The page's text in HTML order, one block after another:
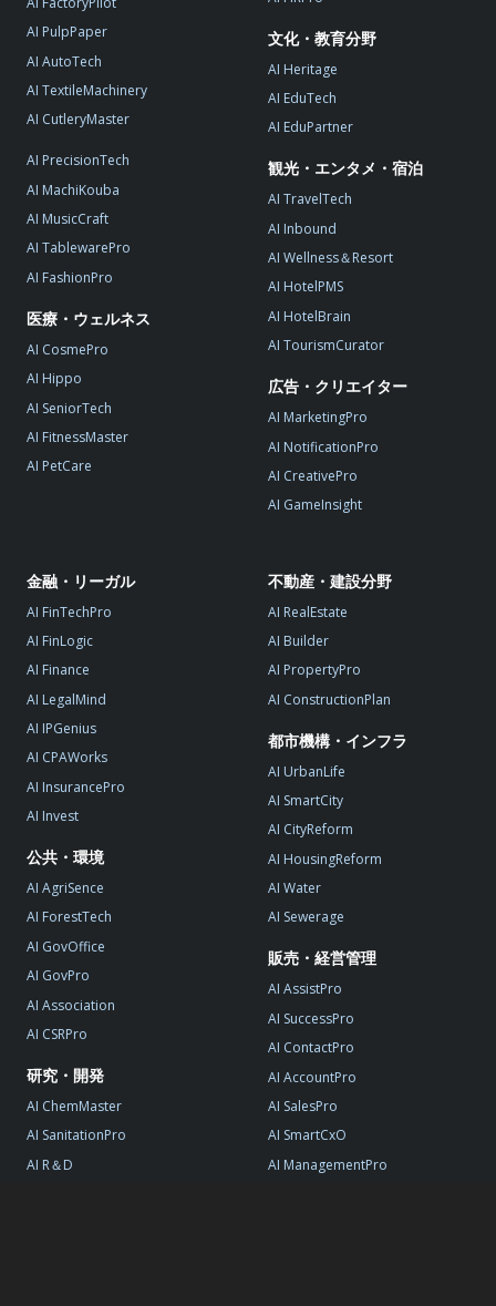
AI PulpPaper
AI AutoTech
AI TextileMachinery
AI CutleryMaster
AI PrecisionTech
AI MachiKouba
AI MusicCraft
AI TablewarePro
AI FashionPro
医療・ウェルネス
AI CosmePro
AI Hippo
AI SeniorTech
AI FitnessMaster
AI PetCare
文化・教育分野
AI Heritage
AI EduTech
AI EduPartner
観光・エンタメ・宿泊
AI TravelTech
AI Inbound
AI Wellness＆Resort
AI HotelPMS
AI HotelBrain
AI TourismCurator
広告・クリエイター
AI MarketingPro
AI NotificationPro
AI CreativePro
AI GameInsight
金融・リーガル
AI FinTechPro
AI FinLogic
AI Finance
AI LegalMind
AI IPGenius
AI CPAWorks
AI InsurancePro
AI Invest
公共・環境
AI AgriSence
AI ForestTech
AI GovOffice
AI GovPro
AI Association
AI CSRPro
研究・開発
AI ChemMaster
AI SanitationPro
AI R＆D
不動産・建設分野
AI RealEstate
AI Builder
AI PropertyPro
AI ConstructionPlan
都市機構・インフラ
AI UrbanLife
AI SmartCity
AI CityReform
AI HousingReform
AI Water
AI Sewerage
販売・経営管理
AI AssistPro
AI SuccessPro
AI ContactPro
AI AccountPro
AI SalesPro
AI SmartCxO
AI ManagementPro